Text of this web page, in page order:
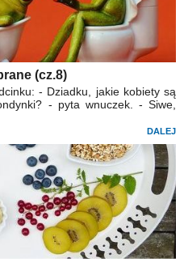
(cz.8)
- Dziadku, jakie kobiety są
- pyta wnuczek. - Siwe,
DALEJ